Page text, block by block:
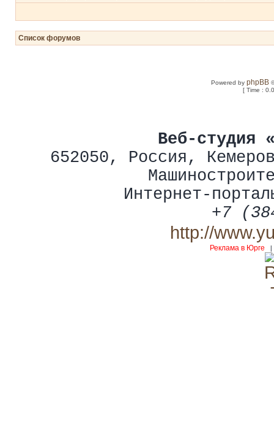
Список форумов
Powered byphpBB
[ Time :
Веб-студия
652050, Россия ,
Интернет-
+7
http://
Реклама в Юрге